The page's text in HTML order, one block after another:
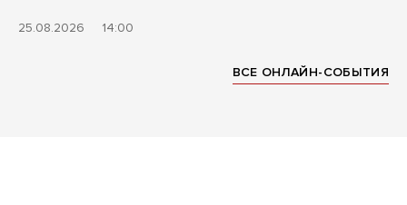
25.08.2026 14:00
ВСЕ ОНЛАЙН-СОБЫТИЯ